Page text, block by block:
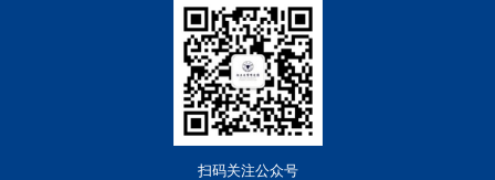
扫码关注公众号